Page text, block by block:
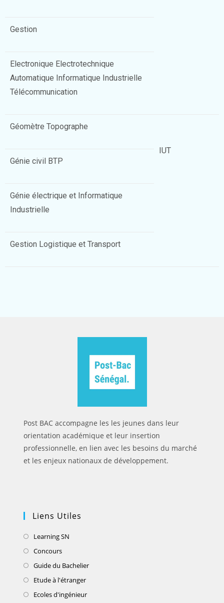
Gestion
Electronique Electrotechnique
Automatique Informatique Industrielle
Télécommunication
Géomètre Topographe
IUT
Génie civil BTP
Génie électrique et Informatique
Industrielle
Gestion Logistique et Transport
Post BAC accompagne les les jeunes dans leur
orientation académique et leur insertion
professionnelle, en lien avec les besoins du marché
et les enjeux nationaux de développement.
Liens Utiles
Learning SN
Concours
Guide du Bachelier
Etude à l'étranger
Ecoles d'ingénieur